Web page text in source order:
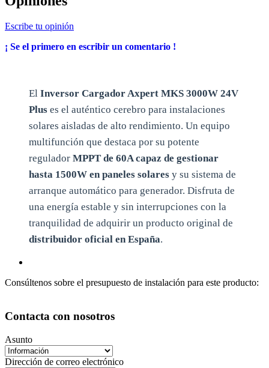
Escribe tu opinión
¡ Se el primero en escribir un comentario !
El Inversor Cargador Axpert MKS 3000W 24V
Plus es el auténtico cerebro para instalaciones
solares aisladas de alto rendimiento. Un equipo
multifunción que destaca por su potente
regulador MPPT de 60A capaz de gestionar
hasta 1500W en paneles solares y su sistema de
arranque automático para generador. Disfruta de
una energía estable y sin interrupciones con la
tranquilidad de adquirir un producto original de
distribuidor oficial en España.
Consúltenos sobre el presupuesto de instalación para este producto:
Contacta con nosotros
Asunto
Dirección de correo electrónico